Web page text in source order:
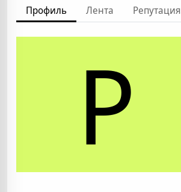
Профиль Лента Репутация
P